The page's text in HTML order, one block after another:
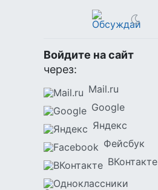
Войдите на сайт
через:
Mail.ru
Google
Яндекс
Фейсбук
ВКонтакте